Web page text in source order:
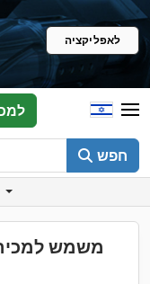
לאפליקציה
חפש
משמש